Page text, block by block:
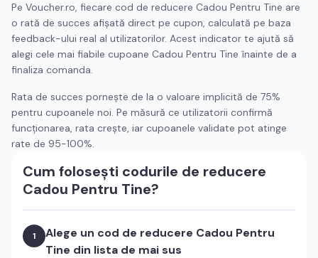
Pe Voucher.ro, fiecare cod de reducere Cadou Pentru Tine are
o rată de succes afișată direct pe cupon, calculată pe baza
feedback-ului real al utilizatorilor. Acest indicator te ajută să
alegi cele mai fiabile cupoane Cadou Pentru Tine înainte de a
finaliza comanda.
Rata de succes pornește de la o valoare implicită de 75%
pentru cupoanele noi. Pe măsură ce utilizatorii confirmă
funcționarea, rata crește, iar cupoanele validate pot atinge
rate de 95-100%.
Cum folosești codurile de reducere
Cadou Pentru Tine?
1 Alege un cod de reducere Cadou Pentru
Tine din lista de mai sus